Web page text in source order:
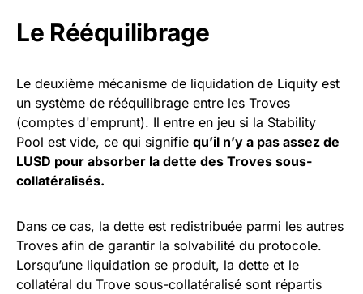
Le Rééquilibrage
Le deuxième mécanisme de liquidation de Liquity est
un système de rééquilibrage entre les Troves
(comptes d'emprunt). Il entre en jeu si la Stability
Pool est vide, ce qui signifie qu’il n’y a pas assez de
LUSD pour absorber la dette des Troves sous-
collatéralisés.
Dans ce cas, la dette est redistribuée parmi les autres
Troves afin de garantir la solvabilité du protocole.
Lorsqu’une liquidation se produit, la dette et le
collatéral du Trove sous-collatéralisé sont répartis